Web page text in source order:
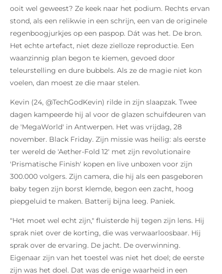
ooit wel geweest? Ze keek naar het podium. Rechts ervan
stond, als een relikwie in een schrijn, een van de originele
regenboogjurkjes op een paspop. Dát was het. De bron.
Het echte artefact, niet deze zielloze reproductie. Een
waanzinnig plan begon te kiemen, gevoed door
teleurstelling en dure bubbels. Als ze de magie niet kon
voelen, dan moest ze die maar stelen.
Kevin (24, @TechGodKevin) rilde in zijn slaapzak. Twee
dagen kampeerde hij al voor de glazen schuifdeuren van
de 'MegaWorld' in Antwerpen. Het was vrijdag, 28
november. Black Friday. Zijn missie was heilig: als eerste
ter wereld de 'Aether-Fold 12' met zijn revolutionaire
'Prismatische Finish' kopen en live unboxen voor zijn
300.000 volgers. Zijn camera, die hij als een pasgeboren
baby tegen zijn borst klemde, begon een zacht, hoog
piepgeluid te maken. Batterij bijna leeg. Paniek.
"Het moet wel echt zijn," fluisterde hij tegen zijn lens. Hij
sprak niet over de korting, die was verwaarloosbaar. Hij
sprak over de ervaring. De jacht. De overwinning.
Eigenaar zijn van het toestel was niet het doel; de eerste
zijn was het doel. Dat was de enige waarheid in een